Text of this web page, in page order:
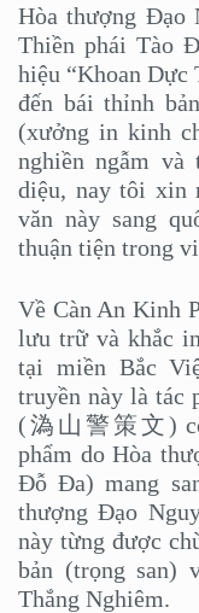
Hòa thượng Đạo
Thiền phái Tào
hiệu “Khoan
đến bái thỉnh
(xưởng in kinh
nghiền ngẫm và
diệu, nay tôi xin
văn này sang
thuận tiện trong
Về Càn An Kinh
lưu trữ và khắc
tại miền Bắc
truyền này là tác
(溈山警策文)
phẩm do Hòa
Đỗ Đa) mang
thượng Đạo
này từng được
bản (trọng san)
Thắng Nghiêm.